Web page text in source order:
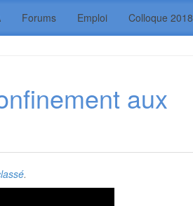
Forums Emploi Colloque 2018
aux
.